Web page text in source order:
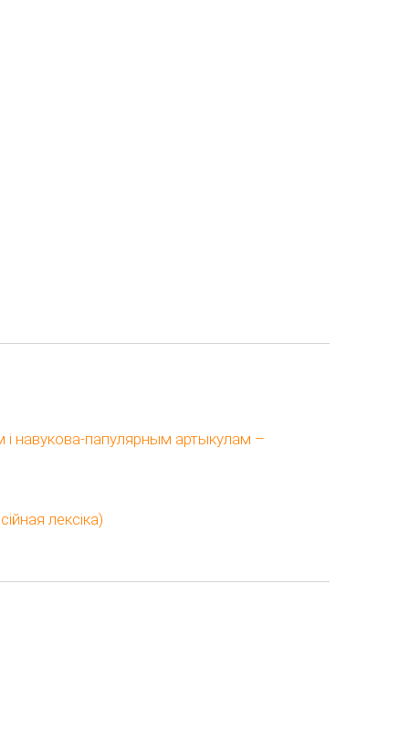
навукова-папулярным артыкулам –
лексіка)